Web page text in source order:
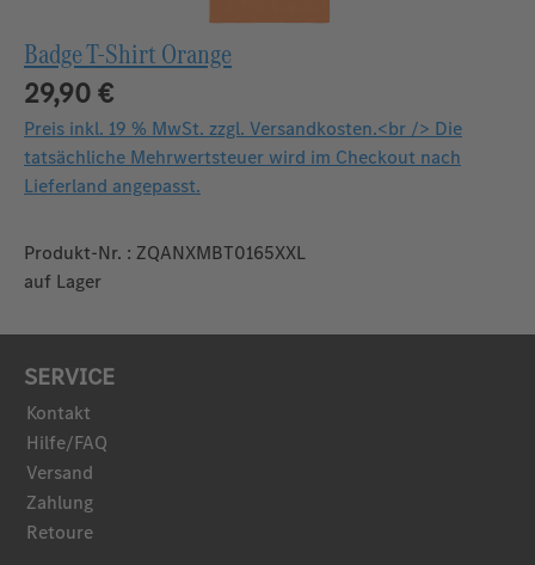
Badge T-Shirt Orange
29,90 €
Preis inkl. 19 % MwSt. zzgl. Versandkosten.<br /> Die
tatsächliche Mehrwertsteuer wird im Checkout nach
Lieferland angepasst.
Produkt-Nr. : ZQANXMBT0165XXL
auf Lager
SERVICE
Kontakt
Hilfe/FAQ
Versand
Zahlung
Retoure